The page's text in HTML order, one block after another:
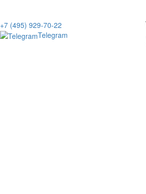
+7 (495) 929-70-22
Telegram